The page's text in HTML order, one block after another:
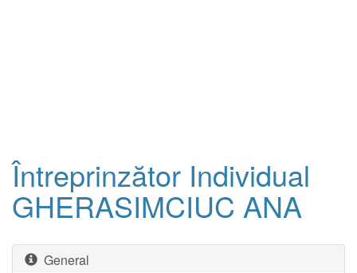
Întreprinzător Individual
GHERASIMCIUC ANA
General